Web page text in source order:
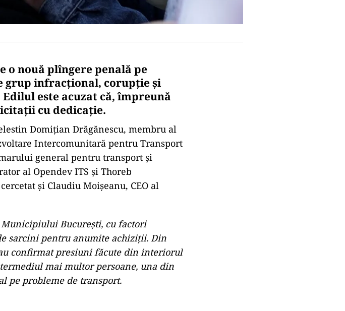
o nouă plîngere penală pe
grup infracțional, corupție și
este acuzat că, împreună
cu dedicație.
Domițian Drăgănescu, membru al
Intercomunitară pentru Transport
general pentru transport și
al Opendev ITS și Thoreb
și Claudiu Moișeanu, CEO al
București, cu factori
sarcini pentru anumite achiziții. Din
confirmat presiuni făcute din interiorul
mai multor persoane, una din
pe probleme de transport.